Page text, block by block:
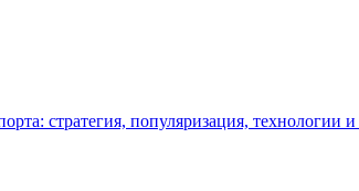
стратегия, популяризация, технологии